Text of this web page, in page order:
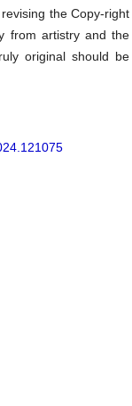
the Copy-right
from artistry and the
original should be